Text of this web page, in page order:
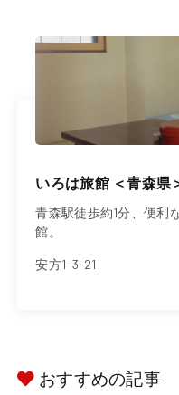
いろは旅館 ＜青森県
青森駅徒歩約1分、便利
館。
安方1-3-21
おすすめの記事